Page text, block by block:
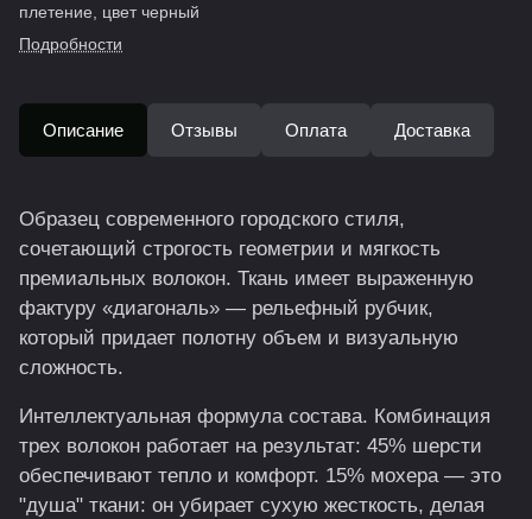
плетение, цвет черный
Подробности
Описание Отзывы Оплата Доставка
Образец современного городского стиля,
сочетающий строгость геометрии и мягкость
премиальных волокон. Ткань имеет выраженную
фактуру «диагональ» — рельефный рубчик,
который придает полотну объем и визуальную
сложность.
Интеллектуальная формула состава. Комбинация
трех волокон работает на результат: 45% шерсти
обеспечивают тепло и комфорт. 15% мохера — это
"душа" ткани: он убирает сухую жесткость, делая